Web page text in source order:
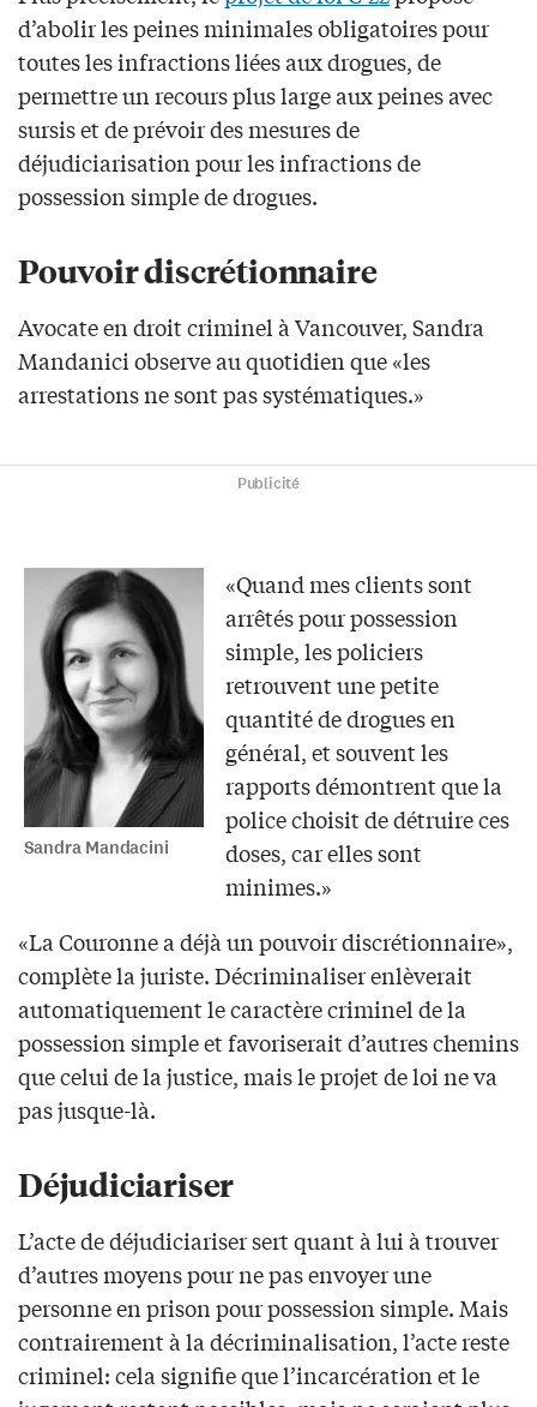
d’abolir les peines minimales obligatoires pour
toutes les infractions liées aux drogues, de
permettre un recours plus large aux peines avec
sursis et de prévoir des mesures de
déjudiciarisation pour les infractions de
possession simple de drogues.
Pouvoir discrétionnaire
Avocate en droit criminel à Vancouver, Sandra
Mandanici observe au quotidien que «les
arrestations ne sont pas systématiques.»
Publicité
Sandra Mandacini
«Quand mes clients sont
arrêtés pour possession
simple, les policiers
retrouvent une petite
quantité de drogues en
général, et souvent les
rapports démontrent que la
police choisit de détruire ces
doses, car elles sont
minimes.»
«La Couronne a déjà un pouvoir discrétionnaire»,
complète la juriste. Décriminaliser enlèverait
automatiquement le caractère criminel de la
possession simple et favoriserait d’autres chemins
que celui de la justice, mais le projet de loi ne va
pas jusque-là.
Déjudiciariser
L’acte de déjudiciariser sert quant à lui à trouver
d’autres moyens pour ne pas envoyer une
personne en prison pour possession simple. Mais
contrairement à la décriminalisation, l’acte reste
criminel: cela signifie que l’incarcération et le